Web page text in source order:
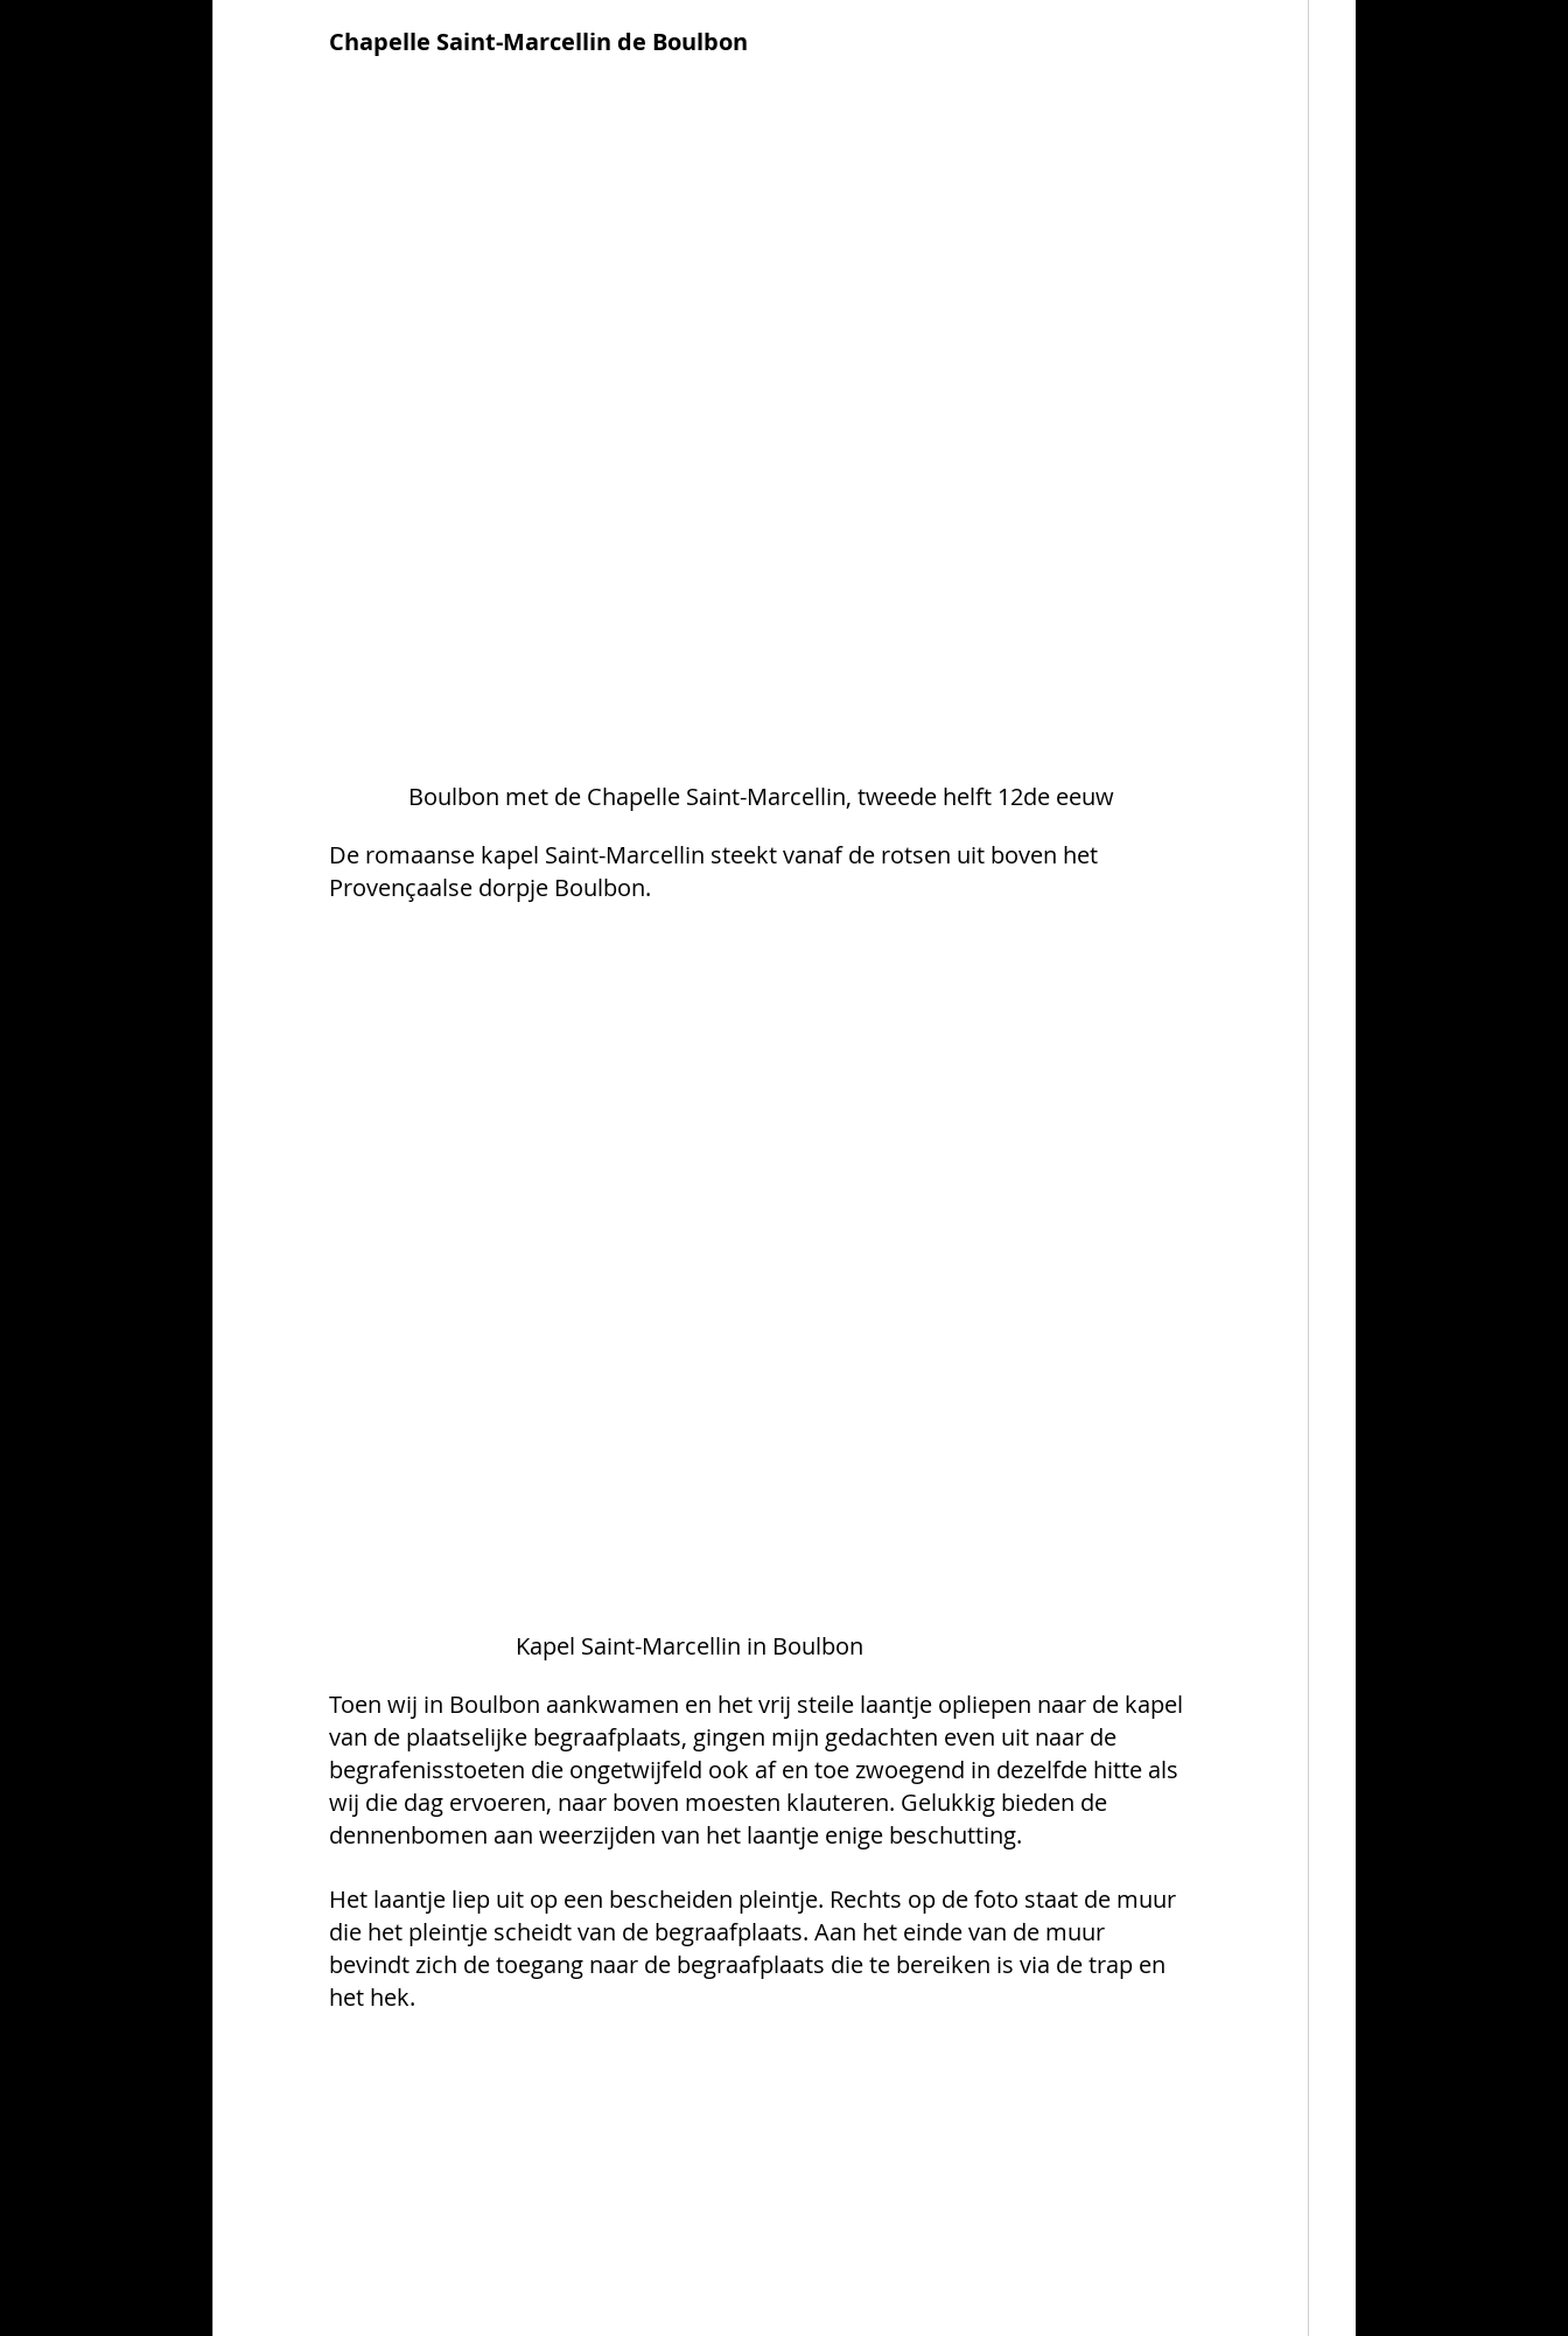
Chapelle Saint-Marcellin de Boulbon
Boulbon met de Chapelle Saint-Marcellin, tweede helft 12de eeuw
De romaanse kapel Saint-Marcellin steekt vanaf de rotsen uit boven het
Provençaalse dorpje Boulbon.
                                Kapel Saint-Marcellin in Boulbon
Toen wij in Boulbon aankwamen en het vrij steile laantje opliepen naar de kapel
van de plaatselijke begraafplaats, gingen mijn gedachten even uit naar de
begrafenisstoeten die ongetwijfeld ook af en toe zwoegend in dezelfde hitte als
wij die dag ervoeren, naar boven moesten klauteren. Gelukkig bieden de
dennenbomen aan weerzijden van het laantje enige beschutting.
Het laantje liep uit op een bescheiden pleintje. Rechts op de foto staat de muur
die het pleintje scheidt van de begraafplaats. Aan het einde van de muur
bevindt zich de toegang naar de begraafplaats die te bereiken is via de trap en
het hek.